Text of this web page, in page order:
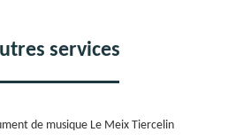
services
de musique Le Meix Tiercelin